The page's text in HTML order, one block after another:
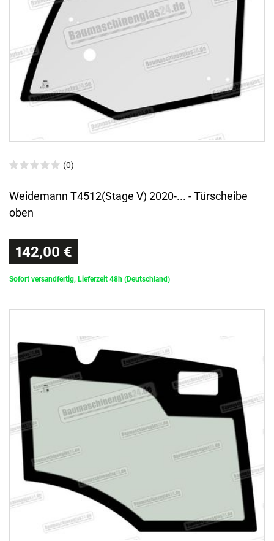
(0)
Weidemann T4512(Stage V) 2020-... - Türscheibe
oben
142,00 €
Sofort versandfertig, Lieferzeit 48h (Deutschland)